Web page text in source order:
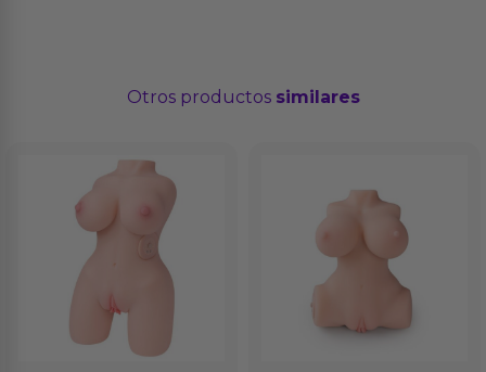
Otros productos similares